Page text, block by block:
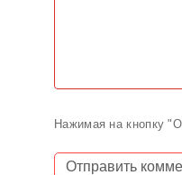
Нажимая на кнопку